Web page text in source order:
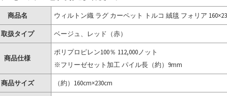
商品名 ウィルトン織 ラグ カーペット トルコ 絨毯 フォリア
取扱タイプ ベージュ、レッド（赤）
商品仕様
ポリプロピレン100％ 112,000ノット
※フリーゼセット加工 パイル長（約）9mm
商品サイズ （約）160cm×230cm